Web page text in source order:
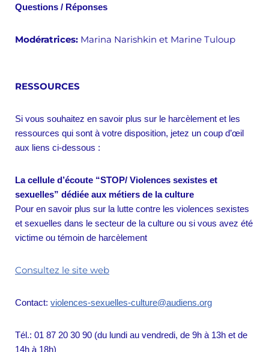
Questions / Réponses
Modératrices: Marina Narishkin et Marine Tuloup
RESSOURCES
Si vous souhaitez en savoir plus sur le harcèlement et les
ressources qui sont à votre disposition, jetez un coup d’œil
aux liens ci-dessous :
La cellule d’écoute “STOP/ Violences sexistes et
sexuelles” dédiée aux métiers de la culture
Pour en savoir plus sur la lutte contre les violences sexistes
et sexuelles dans le secteur de la culture ou si vous avez été
victime ou témoin de harcèlement
Consultez le site web
Contact: violences-sexuelles-culture@audiens.org
Tél.: 01 87 20 30 90 (du lundi au vendredi, de 9h à 13h et de
14h à 18h)